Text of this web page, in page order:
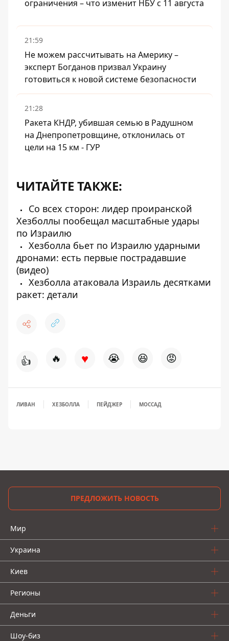
ограничения – что изменит НБУ с 11 августа
21:59
Не можем рассчитывать на Америку –
эксперт Богданов призвал Украину
готовиться к новой системе безопасности
21:28
Ракета КНДР, убившая семью в Радушном
на Днепропетровщине, отклонилась от
цели на 15 км - ГУР
ЧИТАЙТЕ ТАКЖЕ:
Со всех сторон: лидер проиранской
Хезболлы пообещал масштабные удары
по Израилю
Хезболла бьет по Израилю ударными
дронами: есть первые пострадавшие
(видео)
Хезболла атаковала Израиль десятками
ракет: детали
👍 🔥 ♥ 😭 😆 😡
ЛИВАН ХЕЗБОЛЛА ПЕЙДЖЕР МОССАД
ПРЕДЛОЖИТЬ НОВОСТЬ
Мир
Украина
Киев
Регионы
Деньги
Шоу-биз